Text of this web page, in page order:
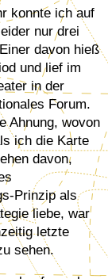
nur drei
davon hieß
und lief im
in der
Forum.
Ahnung, wovon
ich die Karte
davon,
Prinzip als
liebe, war
letzte
sehen.